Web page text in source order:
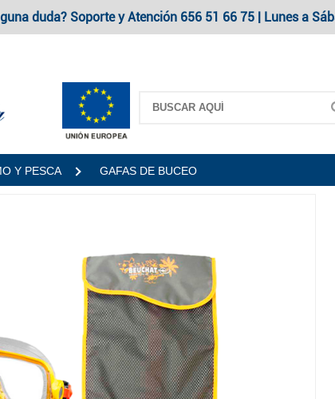
duda? Soporte y Atención 656 51 66 75 | Lunes a
Y PESCA GAFAS DE BUCEO